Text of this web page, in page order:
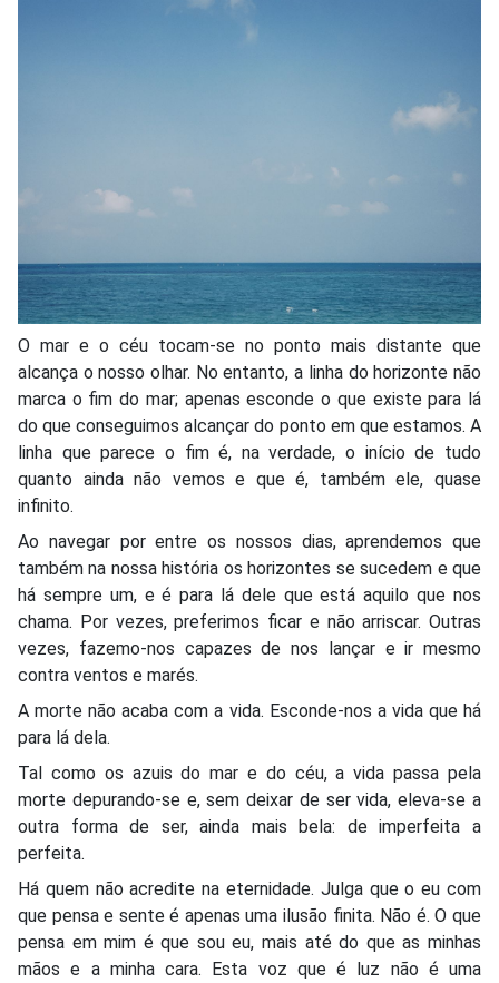
O mar e o céu tocam-se no ponto mais distante que
alcança o nosso olhar. No entanto, a linha do horizonte não
marca o fim do mar; apenas esconde o que existe para lá
do que conseguimos alcançar do ponto em que estamos. A
linha que parece o fim é, na verdade, o início de tudo
quanto ainda não vemos e que é, também ele, quase
infinito.
Ao navegar por entre os nossos dias, aprendemos que
também na nossa história os horizontes se sucedem e que
há sempre um, e é para lá dele que está aquilo que nos
chama. Por vezes, preferimos ficar e não arriscar. Outras
vezes, fazemo-nos capazes de nos lançar e ir mesmo
contra ventos e marés.
A morte não acaba com a vida. Esconde-nos a vida que há
para lá dela.
Tal como os azuis do mar e do céu, a vida passa pela
morte depurando-se e, sem deixar de ser vida, eleva-se a
outra forma de ser, ainda mais bela: de imperfeita a
perfeita.
Há quem não acredite na eternidade. Julga que o eu com
que pensa e sente é apenas uma ilusão finita. Não é. O que
pensa em mim é que sou eu, mais até do que as minhas
mãos e a minha cara. Esta voz que é luz não é uma